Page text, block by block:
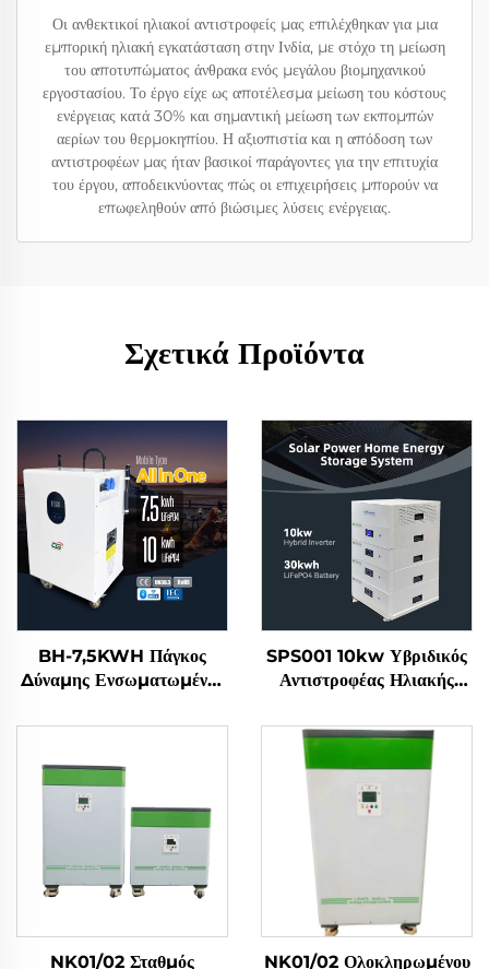
Οι ανθεκτικοί ηλιακοί αντιστροφείς μας επιλέχθηκαν για μια
εμπορική ηλιακή εγκατάσταση στην Ινδία, με στόχο τη μείωση
του αποτυπώματος άνθρακα ενός μεγάλου βιομηχανικού
εργοστασίου. Το έργο είχε ως αποτέλεσμα μείωση του κόστους
ενέργειας κατά 30% και σημαντική μείωση των εκπομπών
αερίων του θερμοκηπίου. Η αξιοπιστία και η απόδοση των
αντιστροφέων μας ήταν βασικοί παράγοντες για την επιτυχία
του έργου, αποδεικνύοντας πώς οι επιχειρήσεις μπορούν να
επωφεληθούν από βιώσιμες λύσεις ενέργειας.
Σχετικά Προϊόντα
BH-7,5KWH Πάγκος
Δύναμης Ενσωματωμένος
Σταθμός Ενέργειας και
για Σπίτι με Αντιστροφέα
Ηλιακής Ενέργειας και
Μπαταρία
SPS001 10kw Υβριδικός
Αντιστροφέας Ηλιακής
Μπαταρία Lifepo4
Σύστημα Αποθήκευσης
Ενέργειας για Σπίτι
NK01/02 Σταθμός NK01/02 Ολοκληρωμένου